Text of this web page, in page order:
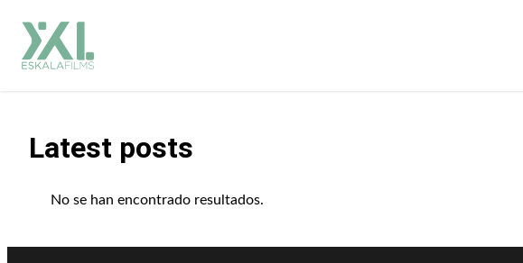
Latest posts
No se han encontrado resultados.